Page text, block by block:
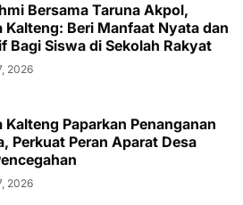
Bersama Taruna Akpol,
Kalteng: Beri Manfaat Nyata dan
Bagi Siswa di Sekolah Rakyat
2026
Kalteng Paparkan Penanganan
Perkuat Peran Aparat Desa
2026